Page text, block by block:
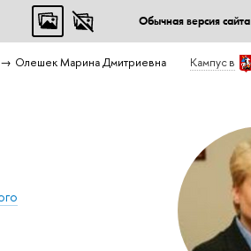
Обычная версия сайта
Кампус в
Олешек Марина Дмитриевна